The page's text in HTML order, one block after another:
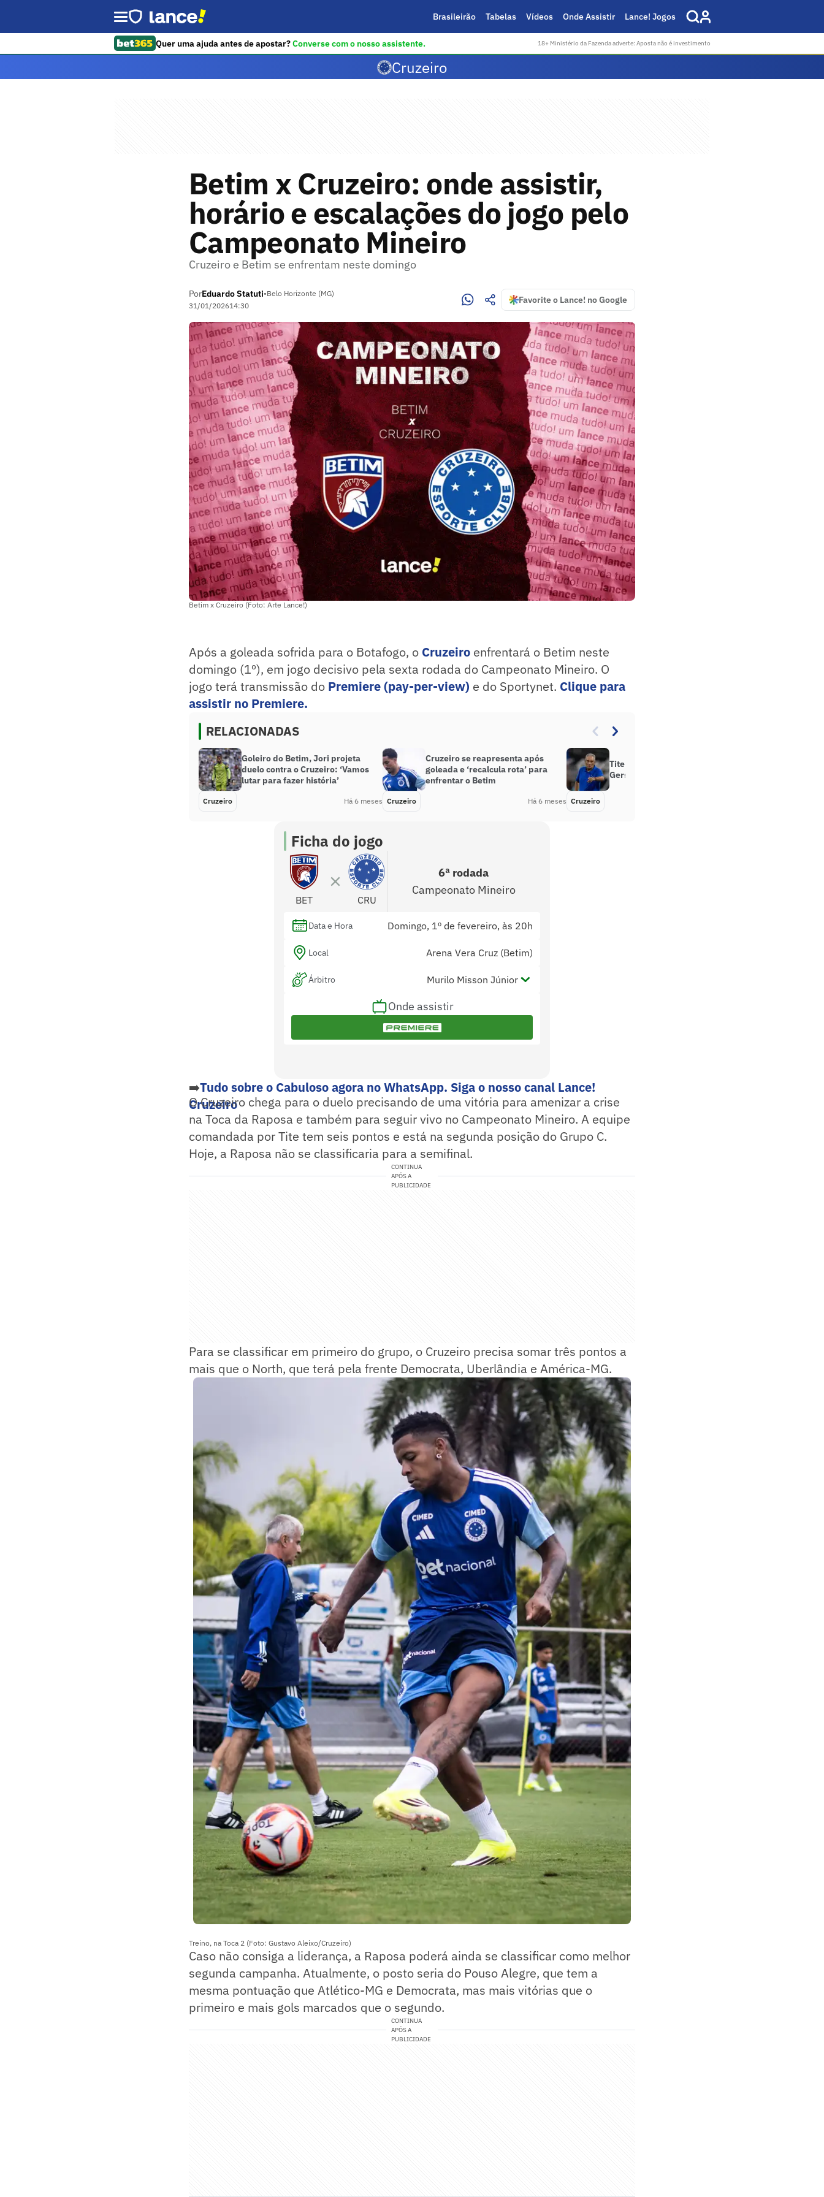
Brasileirão Tabelas Vídeos Onde Assistir Lance! Jogos
Quer uma ajuda antes de apostar?Converse com o nosso assistente. 18+ Ministério da Fazenda adverte: Aposta não é investimento
Cruzeiro
Betim x Cruzeiro: onde assistir,
horário e escalações do jogo pelo
Campeonato Mineiro
Cruzeiro e Betim se enfrentam neste domingo
PorEduardo Statuti•Belo Horizonte (MG)
31/01/202614:30
Favorite o Lance! no Google
Betim x Cruzeiro (Foto: Arte Lance!)
Após a goleada sofrida para o Botafogo, o Cruzeiro enfrentará o Betim neste
domingo (1º), em jogo decisivo pela sexta rodada do Campeonato Mineiro. O
jogo terá transmissão do Premiere (pay-per-view) e do Sportynet. Clique para
assistir no Premiere.
RELACIONADAS
Goleiro do Betim, Jori projeta
duelo contra o Cruzeiro: ‘Vamos
lutar para fazer história’
Cruzeiro Há 6 meses
Cruzeiro se reapresenta após
goleada e ‘recalcula rota’ para
enfrentar o Betim
Cruzeiro Há 6 meses
Tite explica funções de Christian e
Gerson no Cruzeiro
Cruzeiro
Ficha do jogo
BET CRU
6ª rodada
Campeonato Mineiro
Data e Hora Domingo, 1º de fevereiro, às 20h
Local Arena Vera Cruz (Betim)
Árbitro Murilo Misson Júnior
Celso Luiz da Silva e Wagner Lira
Michel Guimarães
Onde assistir
➡️Tudo sobre o Cabuloso agora no WhatsApp. Siga o nosso canal Lance!
Cruzeiro
O Cruzeiro chega para o duelo precisando de uma vitória para amenizar a crise
na Toca da Raposa e também para seguir vivo no Campeonato Mineiro. A equipe
comandada por Tite tem seis pontos e está na segunda posição do Grupo C.
Hoje, a Raposa não se classificaria para a semifinal.
CONTINUA
APÓS A
PUBLICIDADE
Para se classificar em primeiro do grupo, o Cruzeiro precisa somar três pontos a
mais que o North, que terá pela frente Democrata, Uberlândia e América-MG.
Treino, na Toca 2 (Foto: Gustavo Aleixo/Cruzeiro)
Caso não consiga a liderança, a Raposa poderá ainda se classificar como melhor
segunda campanha. Atualmente, o posto seria do Pouso Alegre, que tem a
mesma pontuação que Atlético-MG e Democrata, mas mais vitórias que o
primeiro e mais gols marcados que o segundo.
CONTINUA
APÓS A
PUBLICIDADE